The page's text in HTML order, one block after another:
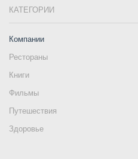
КАТЕГОРИИ
Компании
Рестораны
Книги
Фильмы
Путешествия
Здоровье